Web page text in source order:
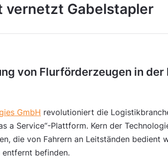
vernetzt Gabelstapler
von Flurförderzeugen in
GmbH revolutioniert die
a Service“-Plattform. Kern der
die von Fahrern an Leitständen bedient
befinden.